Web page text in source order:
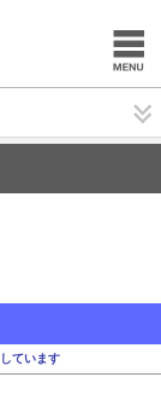
ています